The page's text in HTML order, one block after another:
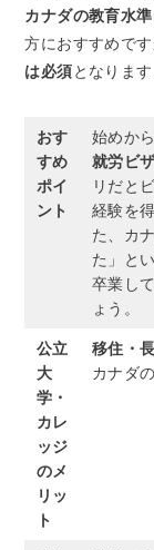
カナダの教育水
方におすすめで
は必須となります
おす
すめ
ポイ
ント
始めか
就労ビ
リだと
経験を
た、カ
た」と
卒業し
ょう。
公立
大
学・
カレ
ッジ
のメ
リッ
ト
移住・
カナダ